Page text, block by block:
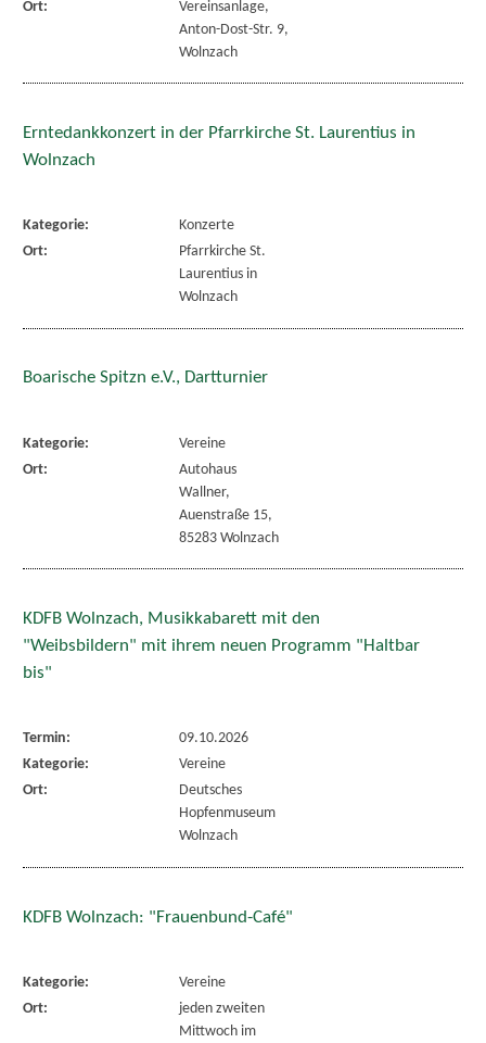
Ort:
Vereinsanlage,
Anton-Dost-Str. 9,
Wolnzach
Erntedankkonzert in der Pfarrkirche St. Laurentius in
Wolnzach
Kategorie:
Konzerte
Ort:
Pfarrkirche St.
Laurentius in
Wolnzach
Boarische Spitzn e.V., Dartturnier
Kategorie:
Vereine
Ort:
Autohaus
Wallner,
Auenstraße 15,
85283 Wolnzach
KDFB Wolnzach, Musikkabarett mit den
"Weibsbildern" mit ihrem neuen Programm "Haltbar
bis"
Termin:
09.10.2026
Kategorie:
Vereine
Ort:
Deutsches
Hopfenmuseum
Wolnzach
KDFB Wolnzach: "Frauenbund-Café"
Kategorie:
Vereine
Ort:
jeden zweiten
Mittwoch im